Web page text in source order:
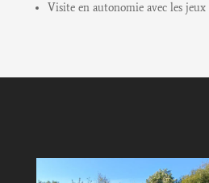
Visite en autonomie avec les jeux